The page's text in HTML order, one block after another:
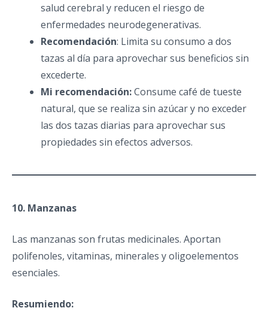
salud cerebral y reducen el riesgo de
enfermedades neurodegenerativas.
Recomendación: Limita su consumo a dos
tazas al día para aprovechar sus beneficios sin
excederte.
Mi recomendación:Consume café de tueste
natural, que se realiza sin azúcar y no exceder
las dos tazas diarias para aprovechar sus
propiedades sin efectos adversos.
10. Manzanas
Las manzanas son frutas medicinales. Aportan
polifenoles, vitaminas, minerales y oligoelementos
esenciales.
Resumiendo: